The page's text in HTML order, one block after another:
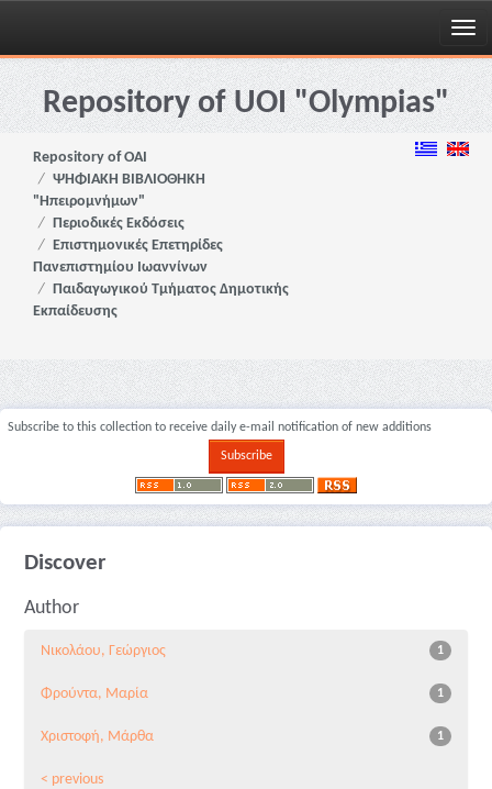
Skip
navigationRepository of UOI "Olympias"
Repository of OAI
ΨΗΦΙΑΚΗ ΒΙΒΛΙΟΘΗΚΗ
"Ηπειρομνήμων"
Περιοδικές Εκδόσεις
Επιστημονικές Επετηρίδες
Πανεπιστημίου Ιωαννίνων
Παιδαγωγικού Τμήματος Δημοτικής
Εκπαίδευσης
Subscribe to this collection to receive daily e-mail notification of new additions
Discover
Author
1
Νικολάου, Γεώργιος
1
Φρούντα, Μαρία
1
Χριστοφή, Μάρθα
< previous